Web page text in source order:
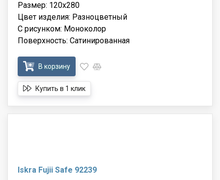
Размер: 120x280
Цвет изделия: Разноцветный
С рисунком: Моноколор
Поверхность: Сатинированная
В корзину
Купить в 1 клик
Iskra Fujii Safe 92239